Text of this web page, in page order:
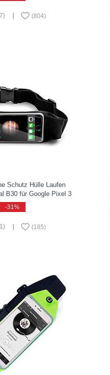
(804)
Schutz Hülle Laufen
B30 für Google Pixel 3
-31%
(185)